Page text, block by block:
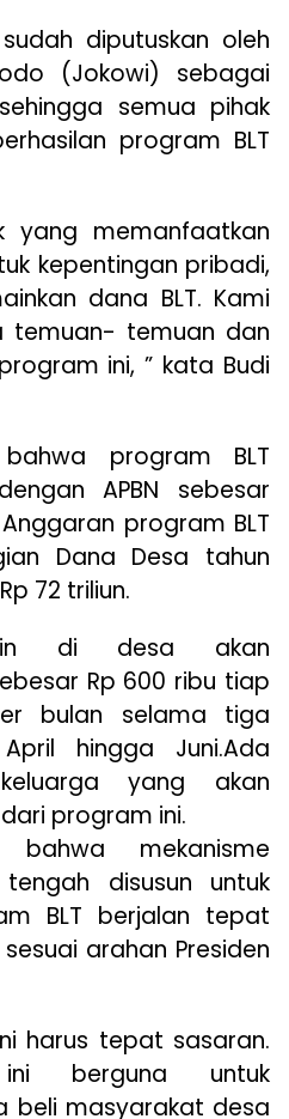
diputuskan oleh
(Jokowi) sebagai
semua pihak
program BLT
yang memanfaatkan
kepentingan pribadi,
dana BLT. Kami
temuan- temuan dan
ini, ” kata Budi
program BLT
APBN sebesar
program BLT
Dana Desa tahun
72 triliun.
di desa akan
Rp 600 ribu tiap
bulan selama tiga
hingga Juni.Ada
yang akan
program ini.
bahwa mekanisme
disusun untuk
BLT berjalan tepat
arahan Presiden
harus tepat sasaran.
berguna untuk
beli masyarakat desa